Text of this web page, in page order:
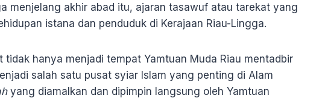
menjelang akhir abad itu, ajaran tasawuf atau tarekat yang
istana dan penduduk di Kerajaan Riau-Lingga.
tidak hanya menjadi tempat Yamtuan Muda Riau mentadbir
salah satu pusat syiar Islam yang penting di Alam
yang diamalkan dan dipimpin langsung oleh Yamtuan